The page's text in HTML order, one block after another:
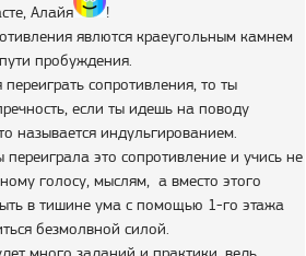
Алайя
!
явлются краеугольным камнем
пробуждения.
переиграть сопротивления, то ты
если ты идешь на поводу
называется индульгированием.
это сопротивление и учись не
голосу, мыслям, а вместо этого
в тишине ума с помощью 1-го этажа
безмолвной силой.